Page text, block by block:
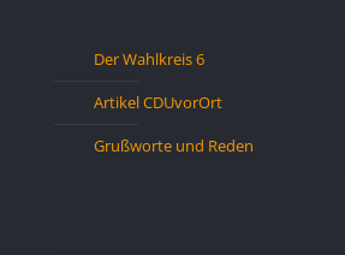
Der Wahlkreis 6
Artikel CDUvorOrt
Grußworte und Reden